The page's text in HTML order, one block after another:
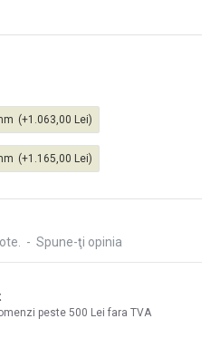
- Spune-ţi opinia
(+1.063,00 Lei)
(+1.165,00 Lei)
peste 500 Lei fara TVA